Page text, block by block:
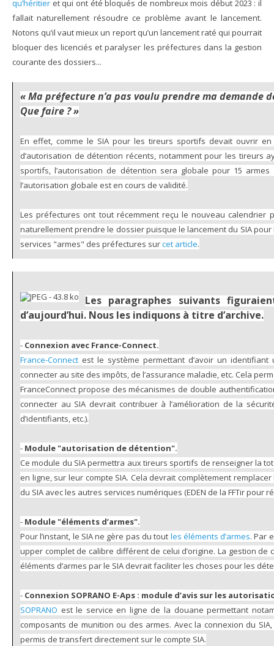
qu’héritier et qui ont été bloqués de nombreux mois début 2023 : il
fallait naturellement résoudre ce problème avant le lancement.
Notons qu’il vaut mieux un report qu’un lancement raté qui pourrait
bloquer des licenciés et paralyser les préfectures dans la gestion
courante des dossiers...
« Ma préfecture n’a pas voulu prendre ma
Que faire ? »
En effet, comme le SIA pour les tireurs sportifs devait ouvrir
d’autorisation de détention récents, notamment pour les tireurs
sportifs, l’autorisation de détention sera globale pour 15
l’autorisation globale est en cours de validité.
Les préfectures ont tout récemment reçu le nouveau
naturellement prendre le dossier puisque le lancement du SIA
services "armes" des préfectures surcet article.
Les paragraphes suivants
d’aujourd’hui. Nous les indiquons à titre d’archive.
- Connexion avec France-Connect.
France-Connect est le système permettant d’avoir un
connecter au site des impôts, de l’assurance maladie, etc. Cela
FranceConnect propose des mécanismes de double
connecter au SIA devrait contribuer à l’amélioration de la
d’identifiants, etc.).
- Module "autorisation de détention".
Ce module du SIA permettra aux tireurs sportifs de renseigner la
en ligne, sur leur compte SIA. Cela devrait complètement
du SIA avec les autres services numériques (EDEN de la FFTir pour
- Module "éléments d’armes".
Pour l’instant, le SIA ne gère pas du tout les éléments d’armes. Par
upper complet de calibre différent de celui d’origine. La gestion
éléments d’armes par le SIA devrait faciliter les choses pour les
- Connexion SOPRANO E-Aps : module d’avis sur les
SOPRANO est le service en ligne de la douane permettant
composants de munition ou des armes. Avec la connexion du
permis de transfert directement sur le compte SIA.